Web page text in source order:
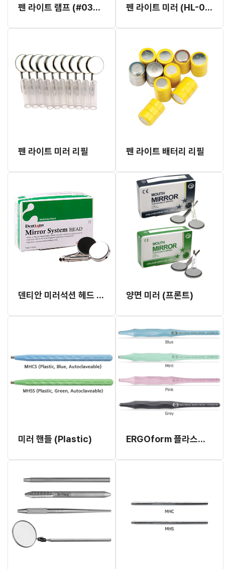
펜 라이트 램프 (#03412-03) 펜 라이트 미러 (HL-03224)
펜 라이트 미러 리필 펜 라이트 배터리 리필
덴티안 미러석션 헤드 리필 양면 미러 (프론트)
미러 핸들 (Plastic) ERGOform 플라스틱 미러 홀더